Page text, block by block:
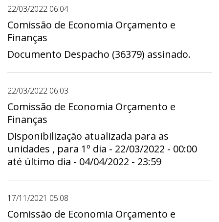
22/03/2022 06:04
Comissão de Economia Orçamento e
Finanças
Documento Despacho (36379) assinado.
22/03/2022 06:03
Comissão de Economia Orçamento e
Finanças
Disponibilização atualizada para as
unidades , para 1º dia - 22/03/2022 - 00:00
até último dia - 04/04/2022 - 23:59
17/11/2021 05:08
Comissão de Economia Orçamento e